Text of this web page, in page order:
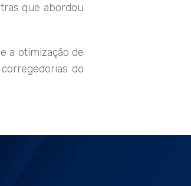
que abordou
a otimização de
do